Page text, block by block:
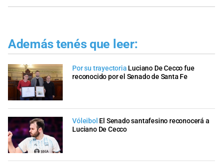
Además tenés que leer:
Por su trayectoria Luciano De Cecco fue
reconocido por el Senado de Santa Fe
Vóleibol El Senado santafesino reconocerá a
Luciano De Cecco